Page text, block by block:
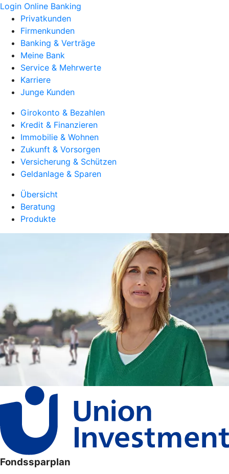
Login Online Banking
Privatkunden
Firmenkunden
Banking & Verträge
Meine Bank
Service & Mehrwerte
Karriere
Junge Kunden
Girokonto & Bezahlen
Kredit & Finanzieren
Immobilie & Wohnen
Zukunft & Vorsorgen
Versicherung & Schützen
Geldanlage & Sparen
Übersicht
Beratung
Produkte
Fondssparplan